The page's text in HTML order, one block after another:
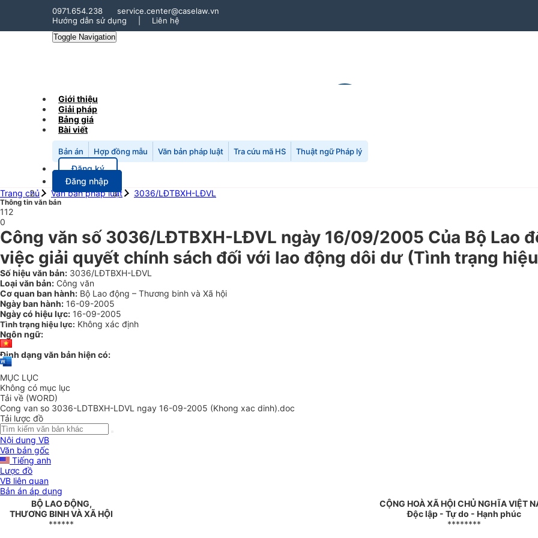
0971.654.238
service.center@caselaw.vn
Hướng dẫn sử dụng
Liên hệ
Toggle Navigation
Giới thiệu
Giải pháp
Bảng giá
Bài viết
Bản án Hợp đồng mẫu Văn bản pháp luật Tra cứu mã HS Thuật ngữ Pháp lý
Đăng ký
Đăng nhập
Trang chủ
Văn bản pháp luật 3036/LĐTBXH-LĐVL
Thông tin văn bản
112
0
Công văn số 3036/LĐTBXH-LĐVL ngày 16/09/2005 Của Bộ Lao
việc giải quyết chính sách đối với lao động dôi dư (Tình trạng
Số hiệu văn bản: 3036/LĐTBXH-LĐVL
Loại văn bản: Công văn
Cơ quan ban hành: Bộ Lao động – Thương binh và Xã hội
Ngày ban hành: 16-09-2005
Ngày có hiệu lực: 16-09-2005
Tình trạng hiệu lực: Không xác định
Ngôn ngữ:
Định dạng văn bản hiện có:
MỤC LỤC
Không có mục lục
Tải về (WORD)
Cong van so 3036-LDTBXH-LDVL ngay 16-09-2005 (Khong xac dinh).doc
Tải lược đồ
Nội dung VB
Văn bản gốc
Tiếng anh
Lược đồ
VB liên quan
Bản án áp dụng
BỘ LAO ĐỘNG,
THƯƠNG BINH VÀ XÃ HỘI
******
CỘNG HOÀ XÃ HỘI CHỦ NGHĨA VIỆT
Độc lập - Tự do - Hạnh phúc
********